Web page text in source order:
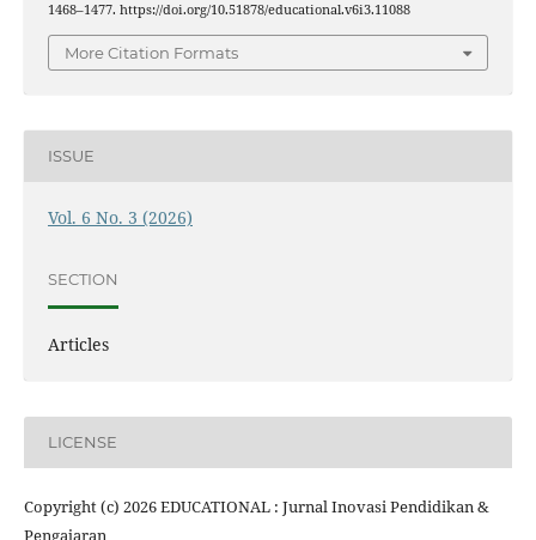
1468–1477. https://doi.org/10.51878/educational.v6i3.11088
More Citation Formats
ISSUE
Vol. 6 No. 3 (2026)
SECTION
Articles
LICENSE
Copyright (c) 2026 EDUCATIONAL : Jurnal Inovasi Pendidikan &
Pengajaran